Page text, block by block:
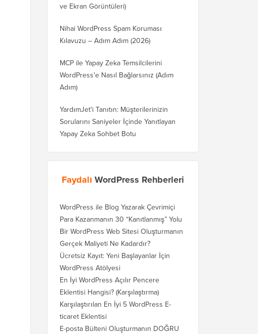
ve Ekran Görüntüleri)
Nihai WordPress Spam Koruması
Kılavuzu – Adım Adım (2026)
MCP ile Yapay Zeka Temsilcilerini
WordPress'e Nasıl Bağlarsınız (Adım
Adım)
YardımJet'i Tanıtın: Müşterilerinizin
Sorularını Saniyeler İçinde Yanıtlayan
Yapay Zeka Sohbet Botu
Faydalı WordPress Rehberleri
WordPress ile Blog Yazarak Çevrimiçi
Para Kazanmanın 30 “Kanıtlanmış” Yolu
Bir WordPress Web Sitesi Oluşturmanın
Gerçek Maliyeti Ne Kadardır?
Ücretsiz Kayıt: Yeni Başlayanlar İçin
WordPress Atölyesi
En İyi WordPress Açılır Pencere
Eklentisi Hangisi? (Karşılaştırma)
Karşılaştırılan En İyi 5 WordPress E-
ticaret Eklentisi
E-posta Bülteni Oluşturmanın DOĞRU